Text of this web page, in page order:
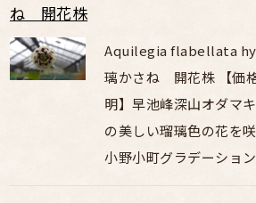
ね 開花株
Aquilegia flabellata
璃かさね 開花株 【価
明】早池峰深山オダマ
の美しい瑠璃色の花を
小野小町グラデーショ